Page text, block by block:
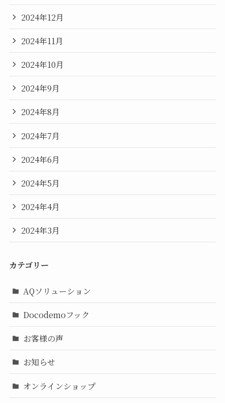
2024年12月
2024年11月
2024年10月
2024年9月
2024年8月
2024年7月
2024年6月
2024年5月
2024年4月
2024年3月
カテゴリー
AQソリューション
Docodemoフック
お客様の声
お知らせ
オンラインショップ